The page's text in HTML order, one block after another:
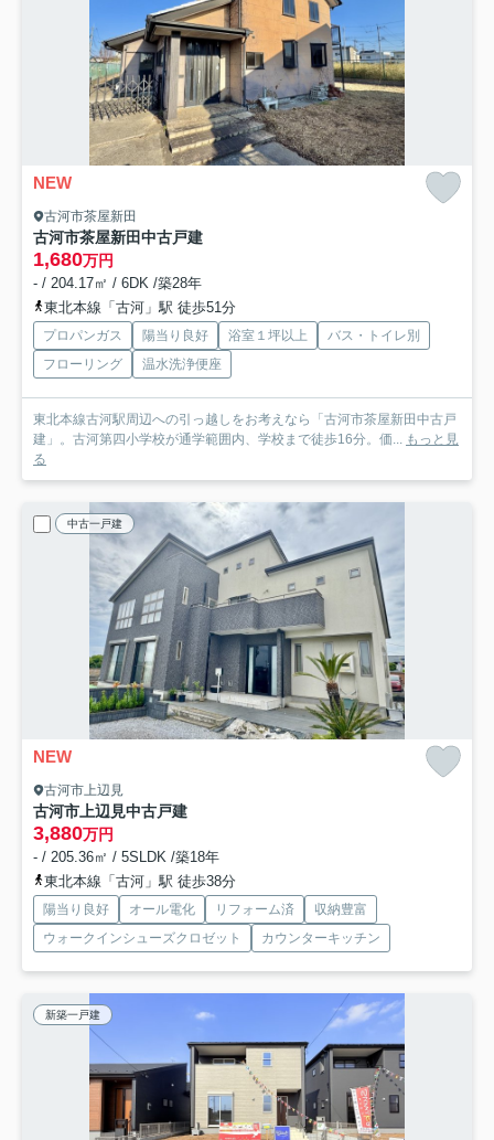
NEW
古河市茶屋新田
古河市茶屋新田中古戸建
1,680万円
- / 204.17㎡ / 6DK /築28年
東北本線「古河」駅 徒歩51分
プロパンガス 陽当り良好 浴室１坪以上
バス・トイレ別
フローリング
温水洗浄便座
東北本線古河駅周辺への引っ越しをお考えなら「古河市茶屋新田中古戸
建」。古河第四小学校が通学範囲内、学校まで徒歩16分。価... もっと見
る
中古一戸建
NEW
古河市上辺見
古河市上辺見中古戸建
3,880万円
- / 205.36㎡ / 5SLDK /築18年
東北本線「古河」駅 徒歩38分
陽当り良好 オール電化 リフォーム済
収納豊富
ウォークインシューズクロゼット
カウンターキッチン
新築一戸建